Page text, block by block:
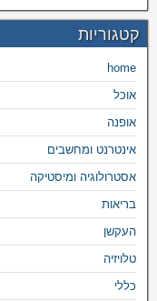
קטגוריות
home
אוכל
אופנה
אינטרנט ומחשבים
אסטרולוגיה ומיסטיקה
בריאות
העקשן
טלויזיה
כללי